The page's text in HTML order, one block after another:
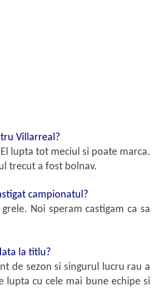
Villarreal?
lupta tot meciul si poate marca.
trecut a fost bolnav.
campionatul?
Noi speram castigam ca sa
la titlu?
de sezon si singurul lucru rau a
cu cele mai bune echipe si